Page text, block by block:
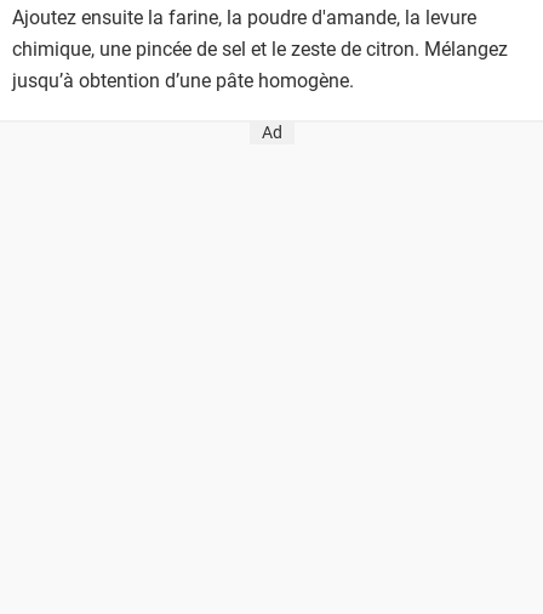
Ajoutez ensuite la farine, la poudre d'amande, la levure
chimique, une pincée de sel et le zeste de citron. Mélangez
jusqu’à obtention d’une pâte homogène.
Ad